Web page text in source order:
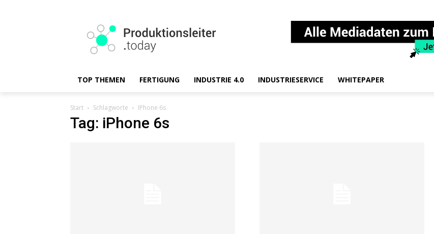
TOP THEMEN FERTIGUNG INDUSTRIE 4.0 INDUSTRIESERVICE WHITEPAPER
Start Schlagworte IPhone 6s
Tag: iPhone 6s